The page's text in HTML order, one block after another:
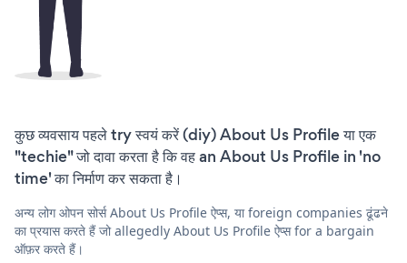
कुछ व्यवसाय पहले try स्वयं करें (diy) About Us Profile या एक
"techie" जो दावा करता है कि वह an About Us Profile in 'no
time' का निर्माण कर सकता है।
अन्य लोग ओपन सोर्स About Us Profile ऐप्स, या foreign companies ढूंढने
का प्रयास करते हैं जो allegedly About Us Profile ऐप्स for a bargain
ऑफ़र करते हैं।